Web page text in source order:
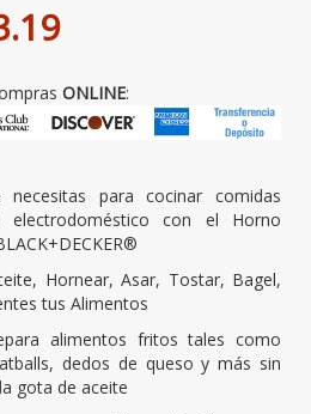
ONLINE:
para cocinar comidas
con el Horno
Hornear, Asar, Tostar, Bagel,
tus Alimentos
alimentos fritos tales como
dedos de queso y más sin
gota de aceite